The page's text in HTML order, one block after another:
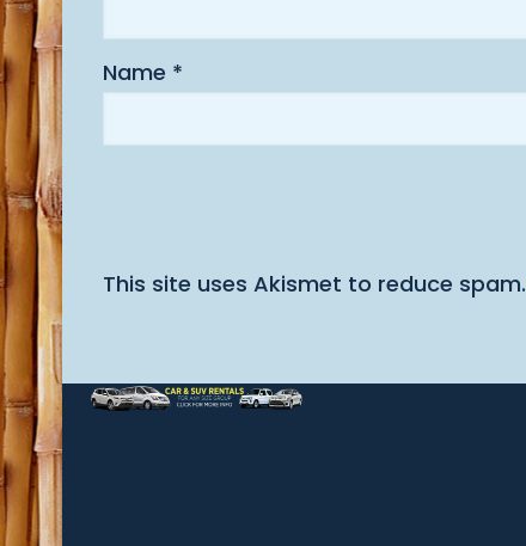
Name *
This site uses Akismet to reduce spam.